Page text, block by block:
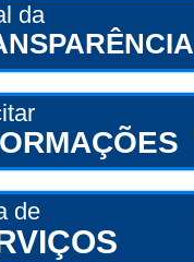
da
de